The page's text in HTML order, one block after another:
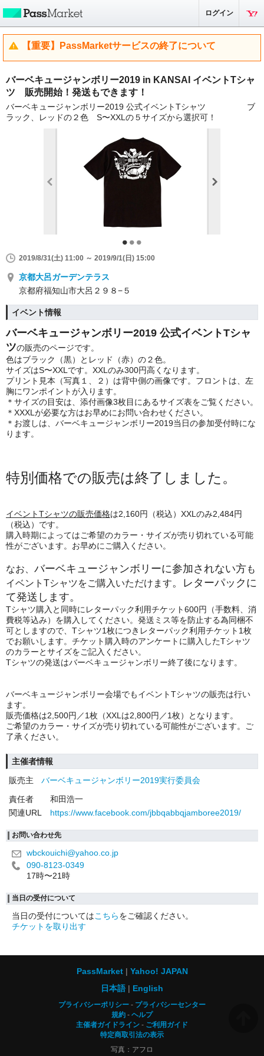
ログイン
【重要】PassMarketサービスの終了について
バーベキュージャンボリー2019 in KANSAI イベントTシャ
ツ 販売開始！発送もできます！
バーベキュージャンボリー2019 公式イベントTシャツ ブ
ラック、レッドの２色 S〜XXLの５サイズから選択可！
2019/8/31(土) 11:00 ～ 2019/9/1(日) 15:00
京都大呂ガーデンテラス
京都府福知山市大呂２９８−５
イベント情報
バーベキュージャンボリー2019 公式イベントTシャ
ツの販売のページです。
色はブラック（黒）とレッド（赤）の２色。
サイズはS〜XXLです。XXLのみ300円高くなります。
プリント見本（写真１、２）は背中側の画像です。フロントは、左
胸にワンポイントが入ります。
＊サイズの目安は、添付画像3枚目にあるサイズ表をご覧ください。
＊XXXLが必要な方はお早めにお問い合わせください。
＊お渡しは、バーベキュージャンボリー2019当日の参加受付時にな
ります。
特別価格での販売は終了しました。
イベントTシャツの販売価格は2,160円（税込）XXLのみ2,484円
（税込）です。
購入時期によってはご希望のカラー・サイズが売り切れている可能
性がございます。お早めにご購入ください。
なお、 バーベキュージャンボリーに参加されない方も
イベントTシャツをご購入いただけます。レターパックに
て発送します。
Tシャツ購入と同時にレターパック利用チケット600円（手数料、消
費税等込み）を購入してください。発送ミス等を防止する為同梱不
可としますので、Tシャツ1枚につきレターパック利用チケット1枚
でお願いします。チケット購入時のアンケートに購入したTシャツ
のカラーとサイズをご記入ください。
Tシャツの発送はバーベキュージャンボリー終了後になります。
バーベキュージャンボリー会場でもイベントTシャツの販売は行い
ます。
販売価格は2,500円／1枚（XXLは2,800円／1枚）となります。
ご希望のカラー・サイズが売り切れている可能性がございます。ご
了承ください。
主催者情報
販売主
バーベキュージャンボリー2019実行委員会
責任者
和田浩一
関連URL
https://www.facebook.com/jbbqabbqjamboree2019/
お問い合わせ先
wbckouichi@yahoo.co.jp
090-8123-0349
17時〜21時
当日の受付について
当日の受付についてはこちらをご確認ください。
チケットを取り出す
PassMarket
Yahoo! JAPAN
日本語
English
プライバシーポリシー
プライバシーセンター
規約
ヘルプ
主催者ガイドライン
ご利用ガイド
特定商取引法の表示
写真：アフロ